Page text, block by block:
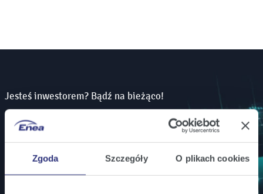
Zgoda Szczegóły O plikach cookies
Jesteś inwestorem? Bądź na bieżąco!
Zamów powiadomienia mailowe o wszystkich
istotnych informacjach ważnych dla inwestorów.
Zapisz się